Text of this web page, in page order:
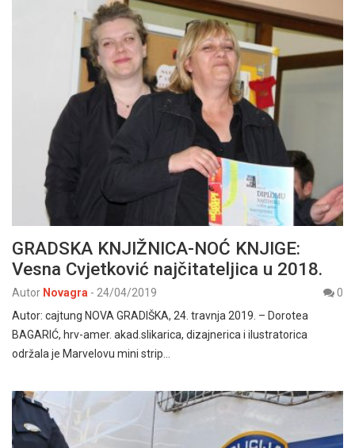
GRADSKA KNJIŽNICA-NOĆ KNJIGE:
Vesna Cvjetković najčitateljica u 2018.
Autor Novagra - 24/04/2019
0
Autor: cajtung NOVA GRADIŠKA, 24. travnja 2019. – Dorotea
BAGARIĆ, hrv-amer. akad.slikarica, dizajnerica i ilustratorica
održala je Marvelovu mini strip…